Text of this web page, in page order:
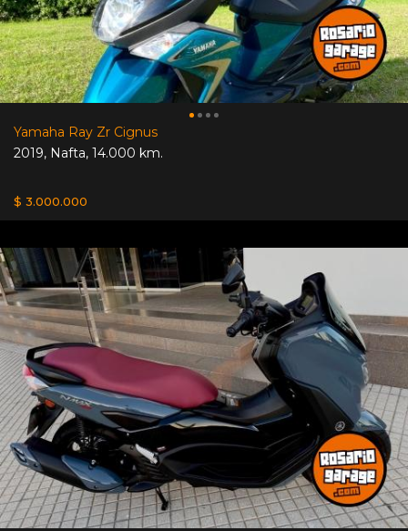
Yamaha Ray Zr Cignus
2019, Nafta, 14.000 km.
$ 3.000.000